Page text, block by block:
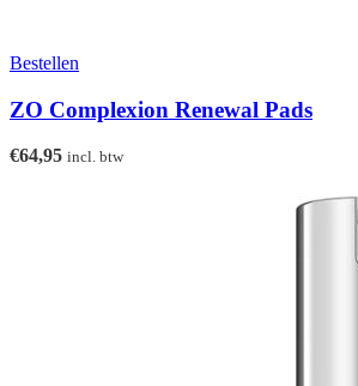
Bestellen
ZO Complexion Renewal Pads
€64,95 incl. btw